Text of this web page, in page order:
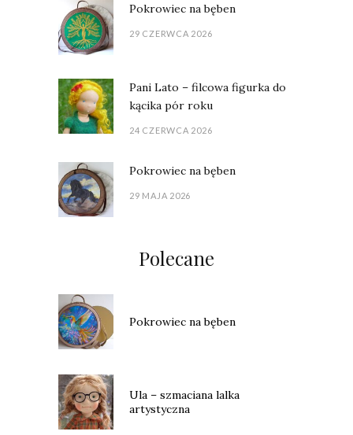
Pokrowiec na bęben
29 CZERWCA 2026
Pani Lato – filcowa figurka do
kącika pór roku
24 CZERWCA 2026
Pokrowiec na bęben
29 MAJA 2026
Polecane
Pokrowiec na bęben
Ula – szmaciana lalka
artystyczna